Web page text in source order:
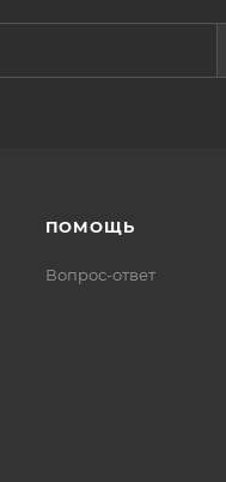
ПОМОЩЬ
Вопрос-ответ